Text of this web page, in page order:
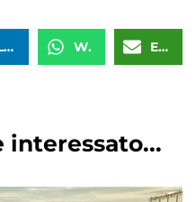
LinkedIn WhatsApp Email
interessato...